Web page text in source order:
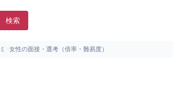
検索
女性の面接・選考（倍率・難易度）